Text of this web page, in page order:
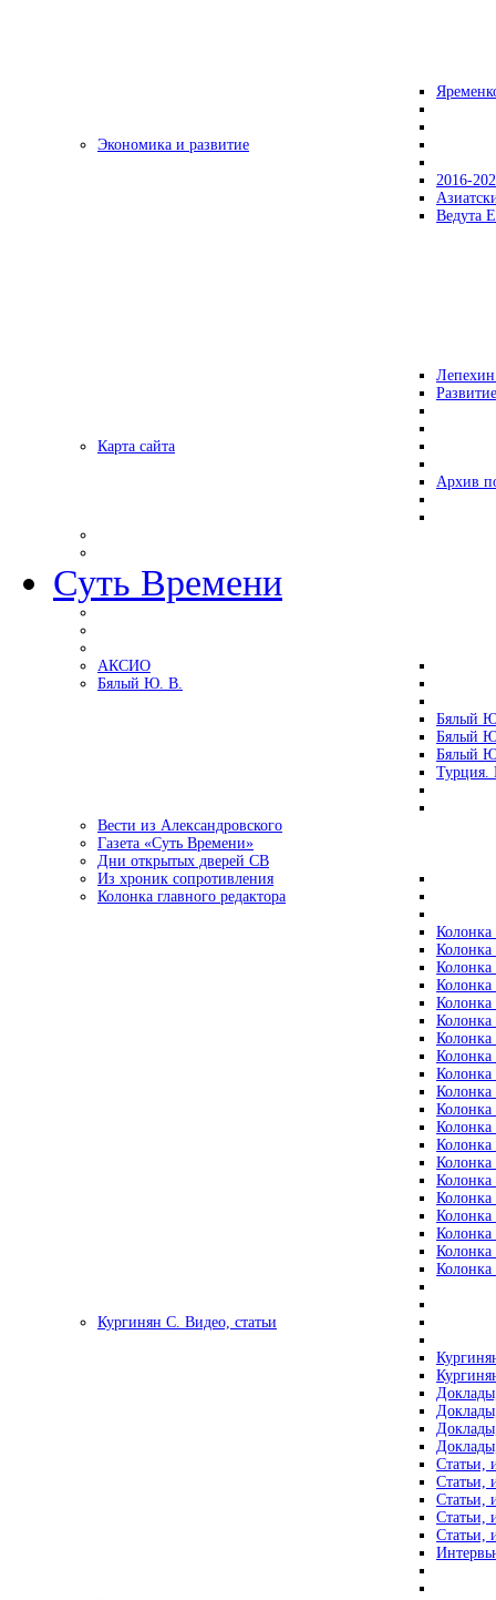
Экономика и развитие
2016-
Ведута
Карта сайта
Архив
Суть Времени
АКСИО
Бялый Ю. В.
Бялый
Бялый
Бялый
Турция.
Вести из Александровского
Газета «Суть Времени»
Дни открытых дверей СВ
Из хроник сопротивления
Колонка главного редактора
Колонка
Колонка
Колонка
Колонка
Колонка
Колонка
Колонка
Колонка
Колонка
Колонка
Колонка
Колонка
Колонка
Колонка
Колонка
Колонка
Колонка
Колонка
Колонка
Колонка
Кургинян С. Видео, статьи
Статьи,
Статьи,
Статьи,
Статьи,
Статьи,